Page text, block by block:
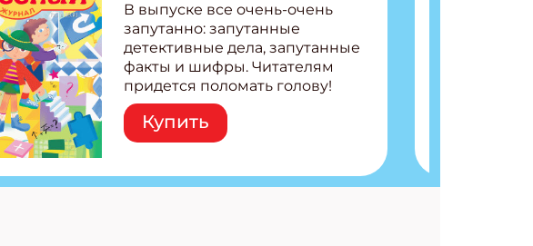
В выпуске все очень-очень
запутанно: запутанные
детективные дела, запутанные
факты и шифры. Читателям
придется поломать голову!
Внутри: Шифры и
расшифровки Плетем
запутанные поделки
Ищем коды 3 комикса
Купить